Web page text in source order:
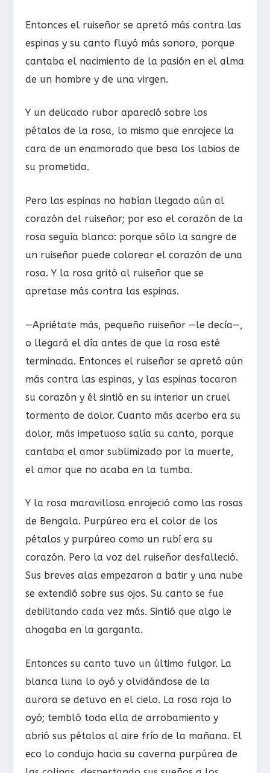
Entonces el ruiseñor se apretó más contra las
espinas y su canto fluyó más sonoro, porque
cantaba el nacimiento de la pasión en el alma
de un hombre y de una virgen.
Y un delicado rubor apareció sobre los
pétalos de la rosa, lo mismo que enrojece la
cara de un enamorado que besa los labios de
su prometida.
Pero las espinas no habían llegado aún al
corazón del ruiseñor; por eso el corazón de la
rosa seguía blanco: porque sólo la sangre de
un ruiseñor puede colorear el corazón de una
rosa. Y la rosa gritó al ruiseñor que se
apretase más contra las espinas.
—Apriétate más, pequeño ruiseñor —le decía—,
o llegará el día antes de que la rosa esté
terminada. Entonces el ruiseñor se apretó aún
más contra las espinas, y las espinas tocaron
su corazón y él sintió en su interior un cruel
tormento de dolor. Cuanto más acerbo era su
dolor, más impetuoso salía su canto, porque
cantaba el amor sublimizado por la muerte,
el amor que no acaba en la tumba.
Y la rosa maravillosa enrojeció como las rosas
de Bengala. Purpúreo era el color de los
pétalos y purpúreo como un rubí era su
corazón. Pero la voz del ruiseñor desfalleció.
Sus breves alas empezaron a batir y una nube
se extendió sobre sus ojos. Su canto se fue
debilitando cada vez más. Sintió que algo le
ahogaba en la garganta.
Entonces su canto tuvo un último fulgor. La
blanca luna lo oyó y olvidándose de la
aurora se detuvo en el cielo. La rosa roja lo
oyó; tembló toda ella de arrobamiento y
abrió sus pétalos al aire frío de la mañana. El
eco lo condujo hacia su caverna purpúrea de